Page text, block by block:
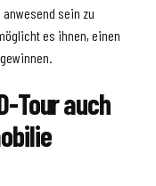
sein zu
es ihnen, einen
Tour auch